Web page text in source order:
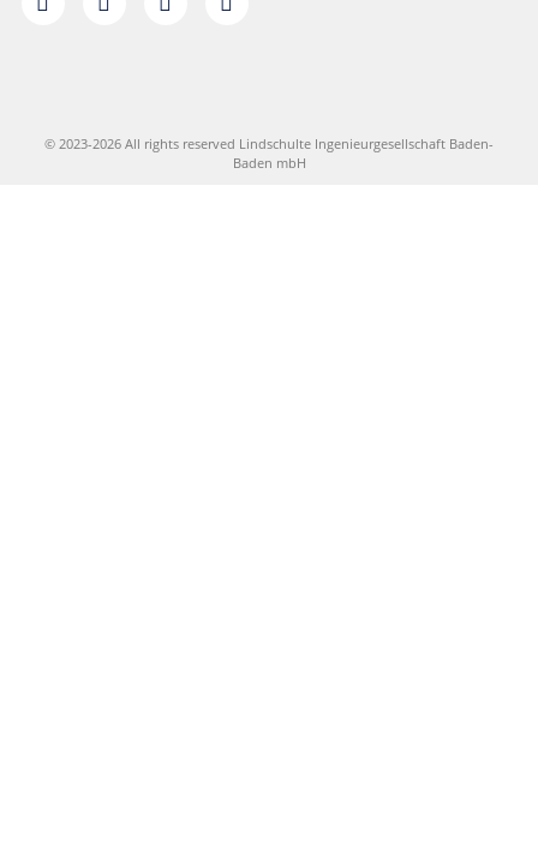
© 2023-2026 All rights reserved Lindschulte Ingenieurgesellschaft Baden-
Baden mbH